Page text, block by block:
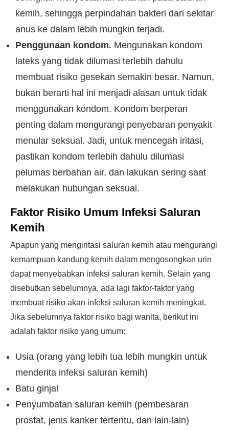
kemih, sehingga perpindahan bakteri dari sekitar
anus ke dalam lebih mungkin terjadi.
Penggunaan kondom. Mengunakan kondom
lateks yang tidak dilumasi terlebih dahulu
membuat risiko gesekan semakin besar. Namun,
bukan berarti hal ini menjadi alasan untuk tidak
menggunakan kondom. Kondom berperan
penting dalam mengurangi penyebaran penyakit
menular seksual. Jadi, untuk mencegah iritasi,
pastikan kondom terlebih dahulu dilumasi
pelumas berbahan air, dan lakukan sering saat
melakukan hubungan seksual.
Faktor Risiko Umum Infeksi Saluran
Kemih
Apapun yang mengiritasi saluran kemih atau mengurangi
kemampuan kandung kemih dalam mengosongkan urin
dapat menyebabkan infeksi saluran kemih. Selain yang
disebutkan sebelumnya, ada lagi faktor-faktor yang
membuat risiko akan infeksi saluran kemih meningkat.
Jika sebelumnya faktor risiko bagi wanita, berikut ini
adalah faktor risiko yang umum:
Usia (orang yang lebih tua lebih mungkin untuk
menderita infeksi saluran kemih)
Batu ginjal
Penyumbatan saluran kemih (pembesaran
prostat, jenis kanker tertentu, dan lain-lain)